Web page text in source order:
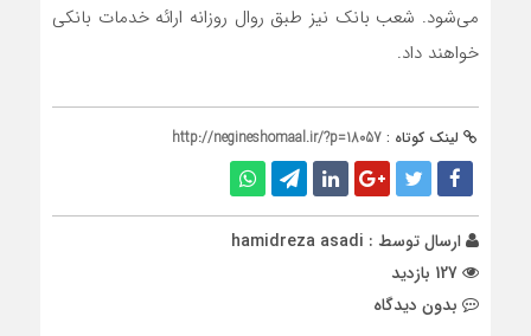
می‌شود. شعب بانک نیز طبق روال روزانه ارائه خدمات بانکی
خواهند داد.
لینک کوتاه : http://negineshomaal.ir/?p=18057
ارسال توسط : hamidreza asadi
بدون دیدگاه